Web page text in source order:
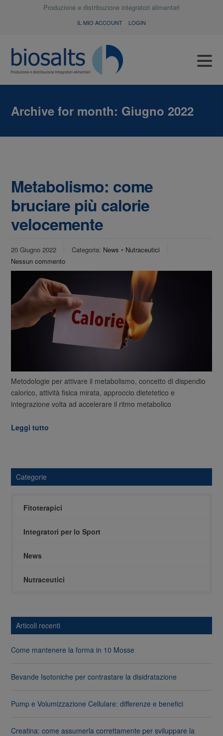
Produzione e distribuzione integratori alimentari
IL MIO ACCOUNT LOGIN
Archive for month: Giugno 2022
Metabolismo: come
bruciare più calorie
velocemente
20 Giugno 2022 Categoria: News • Nutraceutici
Nessun commento
Metodologie per attivare il metabolismo, concetto di dispendio
calorico, attività fisica mirata, approccio dietetetico e
integrazione volta ad accelerare il ritmo metabolico
Leggi tutto
Categorie
Fitoterapici
Integratori per lo Sport
News
Nutraceutici
Articoli recenti
Come mantenere la forma in 10 Mosse
Bevande Isotoniche per contrastare la disidratazione
Pump e Volumizzazione Cellulare: differenze e benefici
Creatina: come assumerla correttamente per sviluppare la